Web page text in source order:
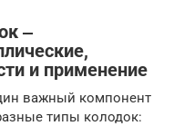
‒
и применение
важный компонент
типы колодок: